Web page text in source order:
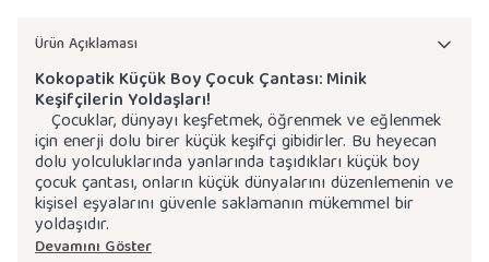
Ürün Açıklaması
Kokopatik Küçük Boy Çocuk Çantası: Minik
Keşifçilerin Yoldaşları!
Çocuklar, dünyayı keşfetmek, öğrenmek ve eğlenmek
için enerji dolu birer küçük keşifçi gibidirler. Bu heyecan
dolu yolculuklarında yanlarında taşıdıkları küçük boy
çocuk çantası, onların küçük dünyalarını düzenlemenin ve
kişisel eşyalarını güvenle saklamanın mükemmel bir
yoldaşıdır.
Devamını Göster